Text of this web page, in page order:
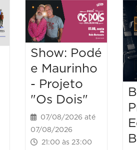
Show: Podé
e Maurinho
- Projeto
"Os Dois"
07/08/2026 até
07/08/2026
21:00 às 23:00